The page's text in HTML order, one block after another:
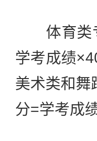
体育类专
学考成绩
美术类和舞
分=学考成